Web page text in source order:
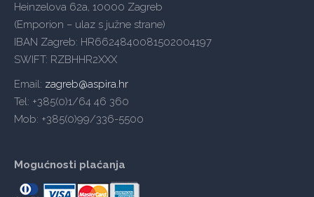
Heinzelova 62a, 10000 Zagreb
(Emporion – ulaz s južne strane)
IBAN Zagreb: HR6624840081502004197
SWIFT: RZBHHR2XXX
Email: zagreb@aspira.hr
Tel: +385(0)1/64 46 360
Mob: +385(0)99/336-5500
Mogućnosti plaćanja